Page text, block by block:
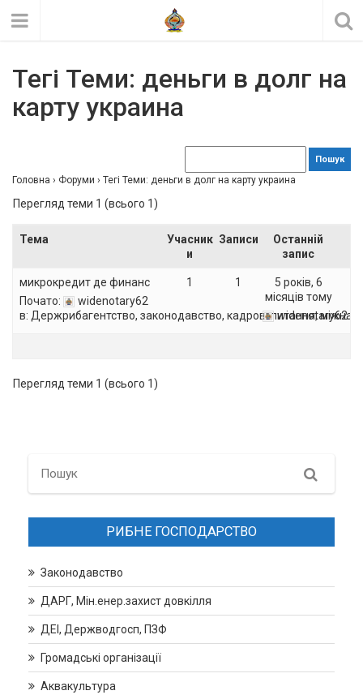
Тегі Теми: деньги в долг на
карту украина
Головна › Форуми › Тегі Теми: деньги в долг на карту украина
Перегляд теми 1 (всього 1)
Тема
Учасник
и
Записи
Останній
запис
микрокредит де финанс
Почато:
widenotary62
в: Держрибагентство, законодавство, кадрові питання,
1 1
5 років, 6
місяців тому
widenotary62
Перегляд теми 1 (всього 1)
Search
РИБНЕ ГОСПОДАРСТВО
Законодавство
ДАРГ, Мін.енер.захист довкілля
ДЕІ, Держводгосп, ПЗФ
Громадські організації
Аквакультура